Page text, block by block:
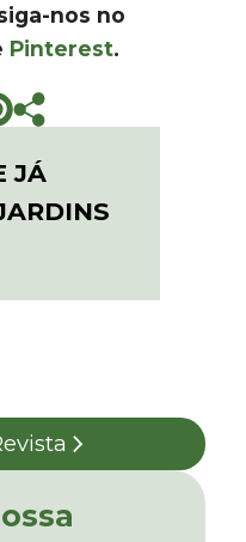
nos no
Pinterest.
JÁ